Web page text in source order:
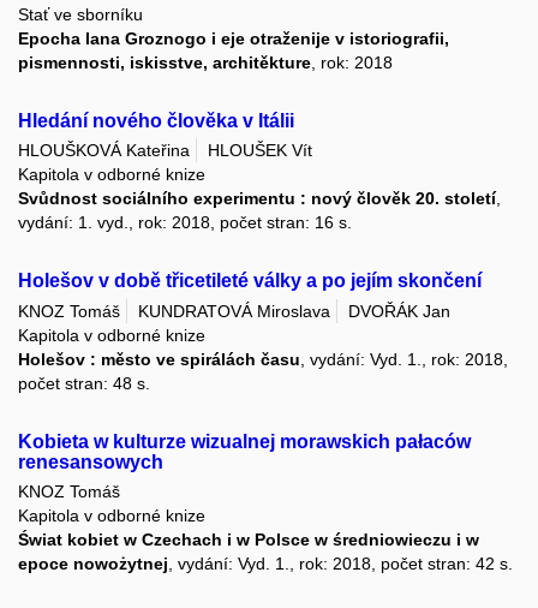
Stať ve sborníku
Epocha Iana Groznogo i eje otraženije v istoriografii,
pismennosti, iskisstve, architěkture , rok: 2018
Hledání nového člověka v Itálii
HLOUŠKOVÁ Kateřina
HLOUŠEK Vít
Kapitola v odborné knize
Svůdnost sociálního experimentu : nový člověk 20. století,
vydání: 1. vyd., rok: 2018, počet stran: 16 s.
Holešov v době třicetileté války a po jejím skončení
KNOZ Tomáš KUNDRATOVÁ Miroslava
DVOŘÁK Jan
Kapitola v odborné knize
Holešov : město ve spirálách času , vydání: Vyd. 1., rok: 2018,
počet stran: 48 s.
Kobieta w kulturze wizualnej morawskich pałaców
renesansowych
KNOZ Tomáš
Kapitola v odborné knize
Świat kobiet w Czechach i w Polsce w średniowieczu i w
epoce nowożytnej , vydání: Vyd. 1., rok: 2018, počet stran: 42 s.